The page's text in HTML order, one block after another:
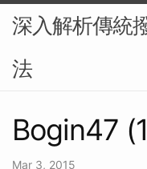
深入解析傳統
法
Bogin47
Mar 3, 2015